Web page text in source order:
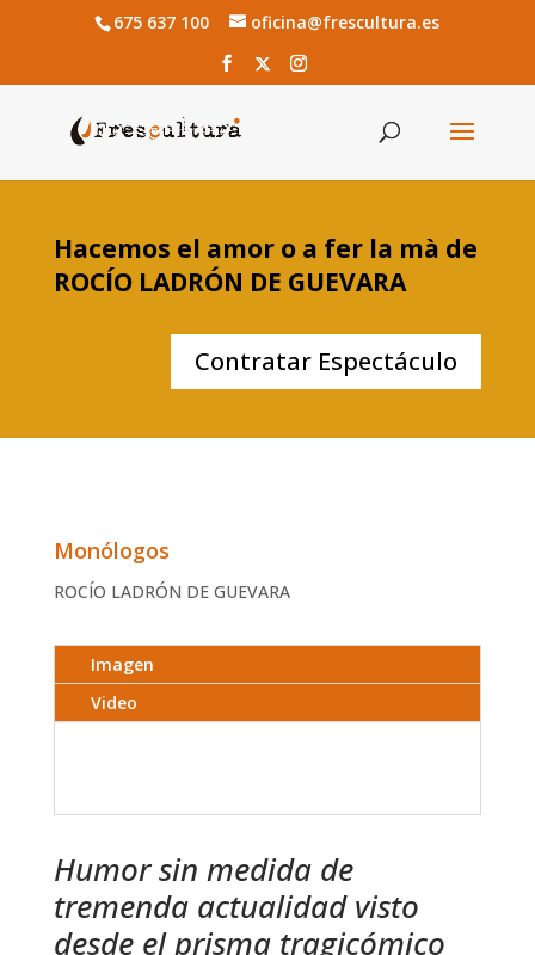
675 637 100 oficina@frescultura.es
Hacemos el amor o a fer la mà de
ROCÍO LADRÓN DE GUEVARA
Contratar Espectáculo
Monólogos
ROCÍO LADRÓN DE GUEVARA
Imagen
Video
Humor sin medida de
tremenda actualidad visto
desde el prisma tragicómico